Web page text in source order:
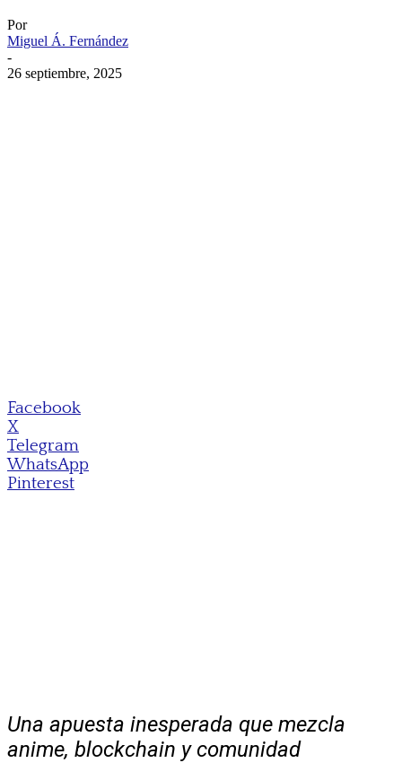
Por
Miguel Á. Fernández
-
26 septiembre, 2025
Facebook
X
Telegram
WhatsApp
Pinterest
Una apuesta inesperada que mezcla
anime, blockchain y comunidad